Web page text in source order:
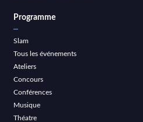
Programme
Slam
Tous les événements
Ateliers
Concours
Conférences
Musique
Théatre